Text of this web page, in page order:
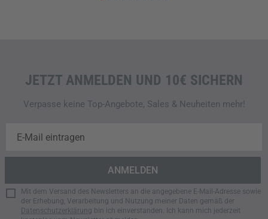
JETZT ANMELDEN UND 10€ SICHERN
Verpasse keine Top-Angebote, Sales & Neuheiten mehr!
Mit dem Versand des Newsletters an die angegebene E-Mail-Adresse sowie
der Erhebung, Verarbeitung und Nutzung meiner Daten gemäß der
Datenschutzerklärung bin ich einverstanden. Ich kann mich jederzeit